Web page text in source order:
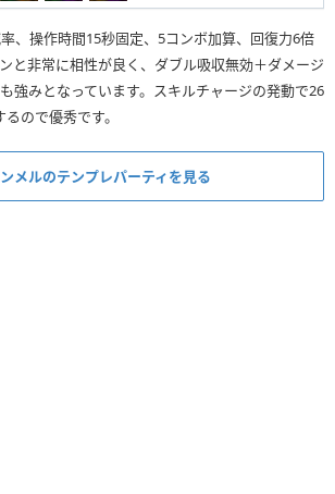
、操作時間15秒固定、5コンボ加算、回復力6倍
と非常に相性が良く、ダブル吸収無効＋ダメージ
強みとなっています。スキルチャージの発動で26
ので優秀です。
メルのテンプレパーティを見る